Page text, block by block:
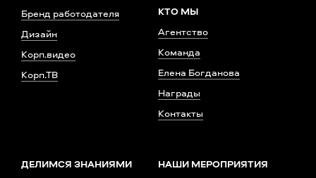
Бренд работодателя
Дизайн
Корп.видео
Корп.ТВ
КТО МЫ
Агентство
Команда
Елена Богданова
Награды
Контакты
ДЕЛИМСЯ ЗНАНИЯМИ
НАШИ МЕРОПРИЯТИЯ